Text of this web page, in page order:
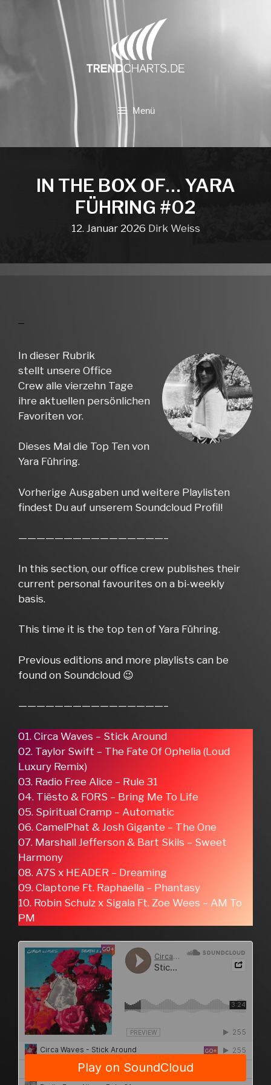
Menü
IN THE BOX OF… YARA
FÜHRING #02
12. Januar 2026 Dirk Weiss
In dieser Rubrik
stellt unsere Office
Crew alle vierzehn Tage
ihre aktuellen persönlichen
Favoriten vor.
Dieses Mal die Top Ten von
Yara Führing.
Vorherige Ausgaben und weitere Playlisten
findest Du auf unserem Soundcloud Profil!
————————————————–
In this section, our office crew publishes their
current personal favourites on a bi-weekly
basis.
This time it is the top ten of Yara Führing.
Previous editions and more playlists can be
found on Soundcloud 😉
————————————————–
01. Circa Waves – Stick Around
02. Taylor Swift – The Fate Of Ophelia (Loud
Luxury Remix)
03. Radio Free Alice – Rule 31
04. Tiësto & FORS – Bring Me To Life
05. Spiritual Cramp – Automatic
06. CamelPhat & Josh Gigante – The One
07. Marshall Jefferson & Bart Skils – Sweet
Harmony
08. A7S x HEADER – Dreaming
09. Claptone Ft. Raphaella – Phantasy
10. Robin Schulz x Sigala Ft. Zoe Wees – AM To
PM